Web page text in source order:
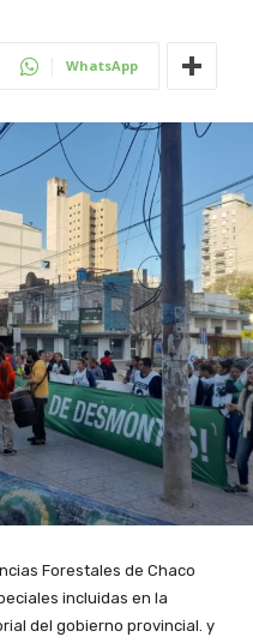
WhatsApp
Forestales de Chaco
incluidas en la
del gobierno provincial. y